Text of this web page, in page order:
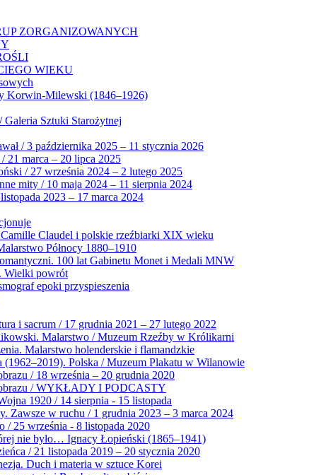
ZORGANIZOWANYCH
WIEKU
Korwin-Milewski (1846–1926)
Sztuki Starożytnej
/ 3 października 2025 – 11 stycznia 2026
21 marca – 20 lipca 2025
/ 27 września 2024 – 2 lutego 2025
mity / 10 maja 2024 – 11 sierpnia 2024
2023 – 17 marca 2024
Camille Claudel i polskie rzeźbiarki XIX wieku
Północy 1880–1910
100 lat Gabinetu Monet i Medali MNW
Wielki powrót
epoki przyspieszenia
i sacrum / 17 grudnia 2021 – 27 lutego 2022
Malarstwo / Muzeum Rzeźby w Królikarni
Malarstwo holenderskie i flamandzkie
(1962–2019). Polska / Muzeum Plakatu w Wilanowie
/ 18 września – 20 grudnia 2020
obrazu / WYKŁADY I PODCASTY
1920 / 14 sierpnia - 15 listopada
Zawsze w ruchu / 1 grudnia 2023 – 3 marca 2024
/ 25 września - 8 listopada 2020
nie było… Ignacy Łopieński (1865–1941)
/ 21 listopada 2019 – 20 stycznia 2020
Duch i materia w sztuce Korei